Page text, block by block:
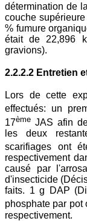
détermination de
couche
% fumure
était de 22,896
gravions).
2.2.2.2 Entretien
Lors de cette
effectués: un
17ème JAS afin
les deux
scarifiages ont
respectivement
causé par
d'insecticide
faits. 1 g DAP
phosphate par pot
respectivement.